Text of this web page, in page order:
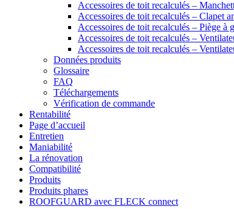
Accessoires de toit recalculés –
Accessoires de toit recalculés – Clapet
Accessoires de toit recalculés – Piège à
Accessoires de toit recalculés –
Accessoires de toit recalculés –
Données produits
Glossaire
FAQ
Téléchargements
Vérification de commande
Rentabilité
Page d’accueil
Entretien
Maniabilité
La rénovation
Compatibilité
Produits
Produits phares
ROOFGUARD avec FLECK connect